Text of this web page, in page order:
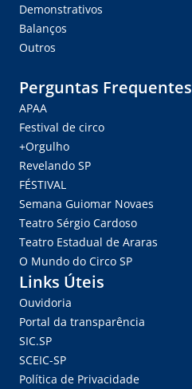
Demonstrativos
Balanços
Outros
Perguntas Frequentes
APAA
Festival de circo
+Orgulho
Revelando SP
FÉSTIVAL
Semana Guiomar Novaes
Teatro Sérgio Cardoso
Teatro Estadual de Araras
O Mundo do Circo SP
Links Úteis
Ouvidoria
Portal da transparência
SIC.SP
SCEIC-SP
Política de Privacidade